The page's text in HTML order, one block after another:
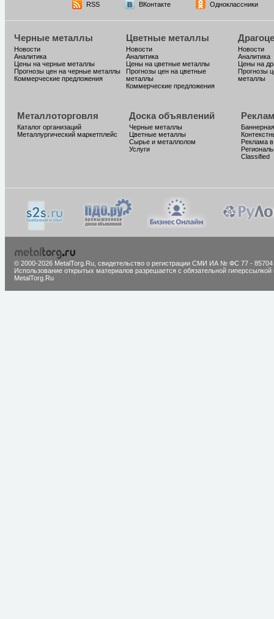
RSS ВКонтакте Одноклассники
Черные металлы
Новости
Аналитика
Цены на черные металлы
Прогнозы цен на черные металлы
Коммерческие предложения
Цветные металлы
Новости
Аналитика
Цены на цветные металлы
Прогнозы цен на цветные
металлы
Коммерческие предложения
Новости
Аналитика
Цены на
Прогнозы
металлы
Металлоторговля
Каталог организаций
Металлургический маркетплейс
Доска объявлений
Черные металлы
Цветные металлы
Сырье и металлолом
Услуги
Реклама
Classified
© 2000-2026 MetalTorg.Ru, cвидетельство о регистрации СМИ ИА № ФС 77 - 85704
Использование открытых материалов разрешается с обязательной гиперссылкой
MetalTorg.Ru